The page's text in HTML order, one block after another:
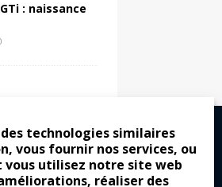
technologies similaires
vous fournir nos services, ou
vous utilisez notre site web
réaliser des
: naissance